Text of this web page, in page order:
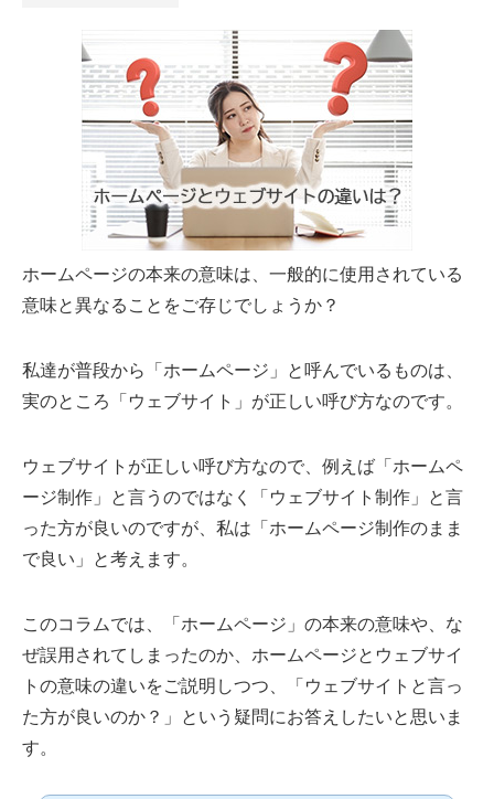
ホームページの本来の意味は、一般的に使用されている
意味と異なることをご存じでしょうか？
私達が普段から「ホームページ」と呼んでいるものは、
実のところ「ウェブサイト」が正しい呼び方なのです。
ウェブサイトが正しい呼び方なので、例えば「ホームペ
ージ制作」と言うのではなく「ウェブサイト制作」と言
った方が良いのですが、私は「ホームページ制作のまま
で良い」と考えます。
このコラムでは、「ホームページ」の本来の意味や、な
ぜ誤用されてしまったのか、ホームページとウェブサイ
トの意味の違いをご説明しつつ、「ウェブサイトと言っ
た方が良いのか？」という疑問にお答えしたいと思いま
す。